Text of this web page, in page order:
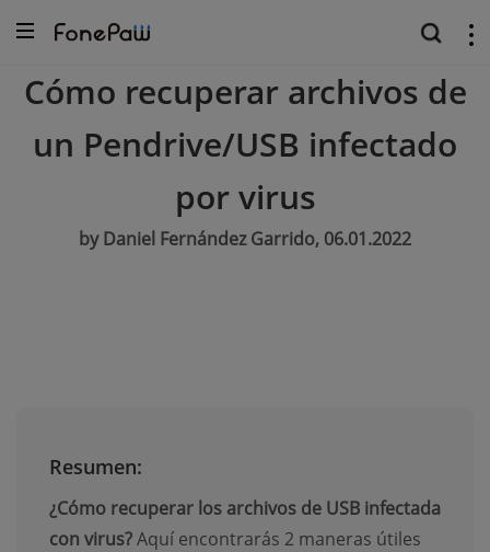
Cómo recuperar archivos de
un Pendrive/USB infectado
por virus
by Daniel Fernández Garrido, 06.01.2022
Resumen:
¿Cómo recuperar los archivos de USB infectada
con virus?Aquí encontrarás 2 maneras útiles